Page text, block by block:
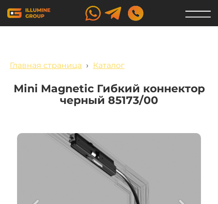
Главная страница › Каталог
Mini Magnetic Гибкий коннектор
черный 85173/00